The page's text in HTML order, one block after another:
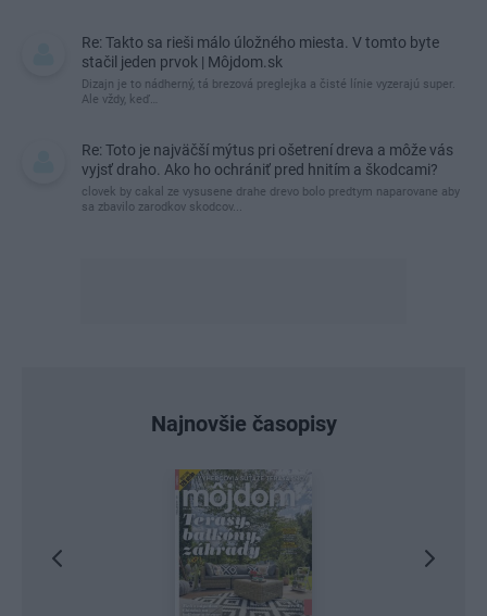
Re: Takto sa rieši málo úložného miesta. V tomto byte
stačil jeden prvok | Môjdom.sk
Dizajn je to nádherný, tá brezová preglejka a čisté línie vyzerajú super.
Ale vždy, keď…
Re: Toto je najväčší mýtus pri ošetrení dreva a môže vás
vyjsť draho. Ako ho ochrániť pred hnitím a škodcami?
clovek by cakal ze vysusene drahe drevo bolo predtym naparovane aby
sa zbavilo zarodkov skodcov...
Najnovšie časopisy